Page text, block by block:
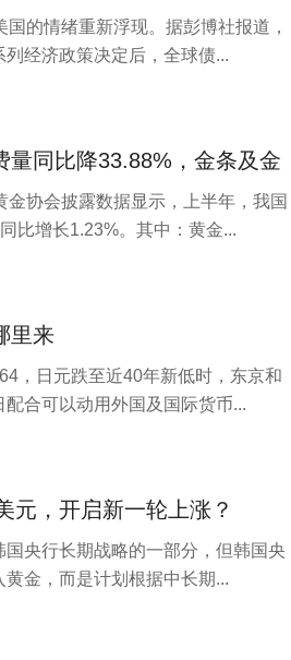
的情绪重新浮现。据彭博社报道，
经济政策决定后，全球债...
量同比降33.88%，金条及金
金协会披露数据显示，上半年，我国
比增长1.23%。其中：黄金...
里来
，日元跌至近40年新低时，东京和
合可以动用外国及国际货币...
元，开启新一轮上涨？
央行长期战略的一部分，但韩国央
金，而是计划根据中长期...